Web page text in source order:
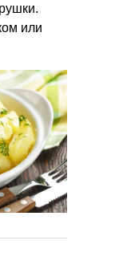
или